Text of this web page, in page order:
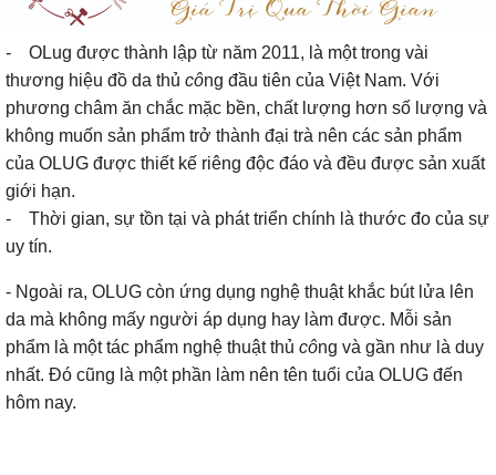
- OLug được thành lập từ năm 2011, là một trong vài
thương hiệu đồ da thủ công đầu tiên của Việt Nam. Với
phương châm ăn chắc mặc bền, chất lượng hơn số lượng và
không muốn sản phẩm trở thành đại trà nên các sản phẩm
của OLUG được thiết kế riêng độc đáo và đều được sản xuất
giới hạn.
- Thời gian, sự tồn tại và phát triển chính là thước đo của sự
uy tín.
- Ngoài ra, OLUG còn ứng dụng nghệ thuật khắc bút lửa lên
da mà không mấy người áp dụng hay làm được. Mỗi sản
phẩm là một tác phẩm nghệ thuật thủ công và gần như là duy
nhất. Đó cũng là một phần làm nên tên tuổi của OLUG đến
hôm nay.